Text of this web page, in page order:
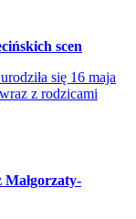
scen
się 16 maja
z rodzicami
Małgorzaty-